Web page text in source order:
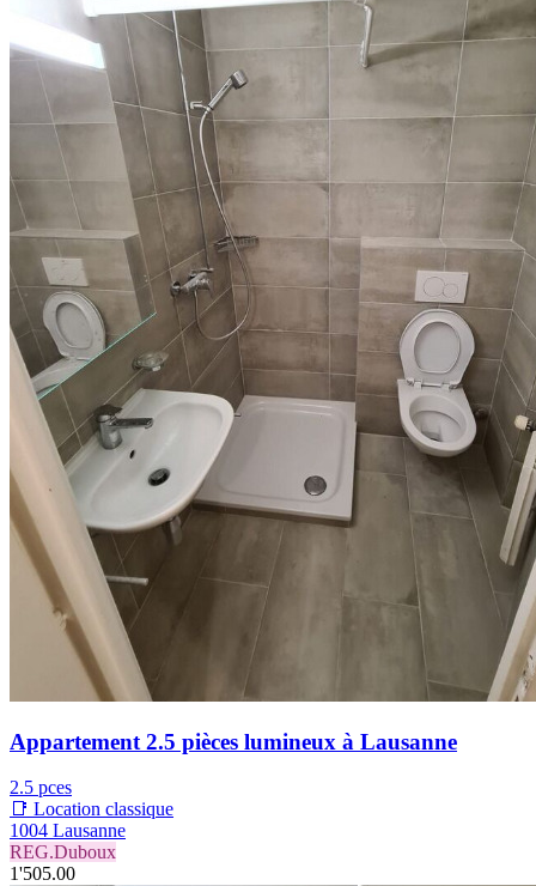
Appartement 2.5 pièces lumineux à Lausanne
2.5 pces
📑 Location classique
1004 Lausanne
REG.Duboux
1'505.00